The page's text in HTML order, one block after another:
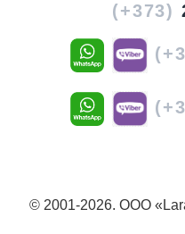
(+373)
© 2001-2026. OOO